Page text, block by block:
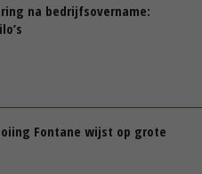
na bedrijfsovername:
Fontane wijst op grote